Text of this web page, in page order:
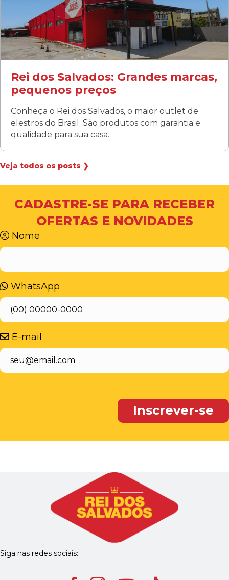
Segunda a sábado: 09h00 às 19h00
Domingo: FECHADA
ÚLTIMOS DIAS DE LIQUIDAÇÃO!
(41) 3411-1754
(41) 99249-4620
Rei dos Salvados: Grandes marcas,
pequenos preços
Conheça o Rei dos Salvados, o maior outlet de
elestros do Brasil. São produtos com garantia e
qualidade para sua casa.
Veja todos os posts ❯
CADASTRE-SE PARA RECEBER
OFERTAS E NOVIDADES
Nome
WhatsApp
E-mail
Siga nas redes sociais: